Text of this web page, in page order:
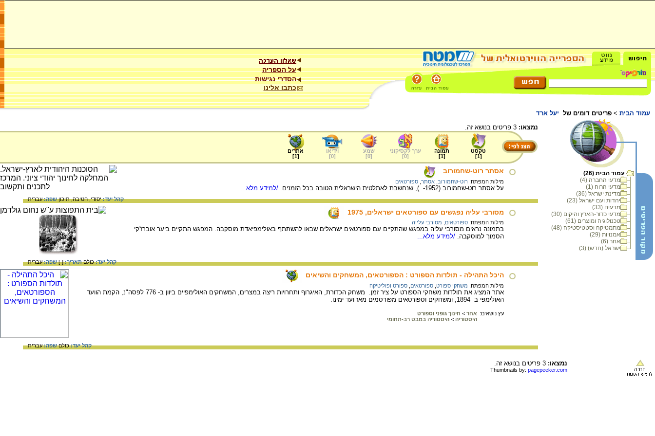
על הספריה
הסדרי נגישות
כתבו אלינו
עמוד הבית > פריטים דומים של יעל ארד
עמוד הבית (26)
מדעי החברה (4)
מדעי הרוח (1)
מדינת ישראל (36)
יהדות ועם ישראל (23)
מדעים (33)
מדעי כדור-הארץ והיקום (30)
טכנולוגיה ומוצרים (61)
מתמטיקה וסטטיסטיקה (48)
אמנויות (29)
אחר (6)
ישראל (חדש) (3)
נמצאו:
טקסט
[
1
]
תמונה
[
1
]
ערך לקסיקוני
[
0
]
שמע
[
0
]
וידיאו
[
0
]
אתרים
[
1
]
אסתר רוט-שחמורוב
מילות המפתח: רוט-שחמורוב, אסתר ספורטאים
על אסתר רוט-שחמורוב (1952- ), שנחשבת לאתלטית הישראלית הטובה בכל הזמנים. /למידע מלא...
קהל יעד:יסודי,חטיבה,תיכוןשפה:עברית
מסורבי עליה נפגשים עם ספורטאים ישראלים, 1975
מילות המפתח: ספורטאים מסורבי עלייה
בתמונה נראים מסורבי עליה במפגש שהתקיים עם ספורטאים ישראלים שבאו להשתתף באולימפיאדת מוסקבה. המפגש התקיים ביער אוברז'קי
הסמוך למוסקבה. /למידע מלא...
קהל יעד:כולםתאריך:[-]שפה:עברית
היכל התהילה - תולדות הספורט : הספורטאים, המשחקים והשיאים
מילות המפתח: משחקי ספורט ספורטאים ספורט ופוליטיקה
אתר המציג את תולדות משחקי הספורט על ציר זמן. משחק הכדורת, האיגרוף ותחרויות ריצה במצרים, המשחקים האולימפיים ביוון ב- 776 לפסה"נ, הקמת הוועד
האולימפי ב- 1894, ומשחקים וספורטאים מפורסמים מאז ועד ימינו.
עץ נושאים: אחר > חינוך גופני וספורט
היסטוריה > היסטוריה במבט רב-תחומי
קהל יעד:כולםשפה:עברית
נמצאו:
Thumbnails by: pagepeeker.com